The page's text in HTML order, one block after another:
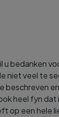
u bedanken
niet veel te
beschreven
heel fyn dat
op een hele